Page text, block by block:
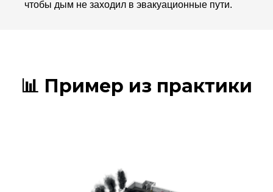
чтобы дым не заходил в эвакуационные пути.
📊 Пример из практики